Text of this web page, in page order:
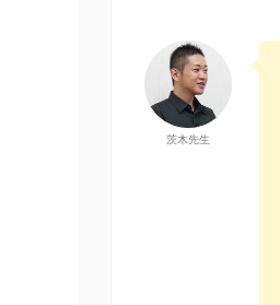
茨木先生